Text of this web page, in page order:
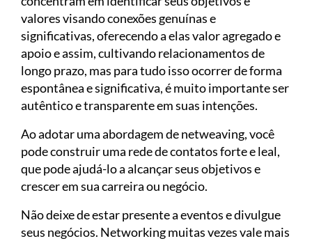
valores visando conexões genuínas e
significativas, oferecendo a elas valor agregado e
apoio e assim, cultivando relacionamentos de
longo prazo, mas para tudo isso ocorrer de forma
espontânea e significativa, é muito importante ser
autêntico e transparente em suas intenções.
Ao adotar uma abordagem de netweaving, você
pode construir uma rede de contatos forte e leal,
que pode ajudá-lo a alcançar seus objetivos e
crescer em sua carreira ou negócio.
Não deixe de estar presente a eventos e divulgue
seus negócios. Networking muitas vezes vale mais